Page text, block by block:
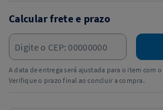
Calcular frete e prazo
A data de entrega será ajustada para o item com
Verifique o prazo final ao concluir a compra.